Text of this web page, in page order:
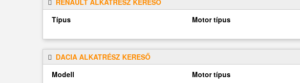
RENAULT ALKATRÉSZ KERESŐ
Típus
Motor típus
DACIA ALKATRÉSZ KERESŐ
Modell
Motor típus